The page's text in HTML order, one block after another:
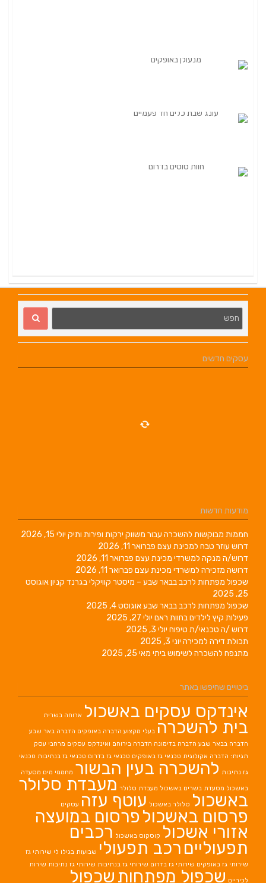
עסקים חדשים
מודעות חדשות
חממות מבוקשות להשכרה עבור משווק ירקות ופירות ותיק יולי 15, 2026
דרוש עוזר טבח למכינת עצם פברואר 11, 2026
דרוש/ה מנקה למשרדי מכינת עצם פברואר 11, 2026
דרושה מזכירה למשרדי מכינת עצם פברואר 11, 2026
שכפול מפתחות לרכב בבאר שבע – מיסטר קוויקלי בגרנד קניוןאוגוסט
25, 2025
שכפול מפתחות לרכב בבאר שבעאוגוסט 4, 2025
פעילות קיץ לילדים בחוות ראם יולי 27, 2025
דרוש /ה טכנאי/ת טיפוח יולי 3, 2025
תכולת דירה למכירה יוני 3, 2025
מתנפח להשכרה לשימוש ביתי מאי 25, 2025
ביטויים שחיפשו באתר
אינדקס עסקים באשכול ארוחה בשרית
בית להשכרה בעלי מקצוע הדברה באופקים הדברה באר שבע
הדברה בבאר שבע הדברה בדימונה הדברה בירוחם ואינדקס עסקים מרחבי עסק
תגיות: הדברה אקולוגית טכנאי גז באופקים טכנאי גז בדרום טכנאי גז בנתיבות טכנאי
גז נתיבות להשכרה בעין הבשור מחממי מים מסעדה
באשכול מסעדת בשרים באשכול מעבדת סלולר מעבדת סלולר
באשכול סלולר באשכול עוטף עזה עסקים
פרסום באשכול פרסום במועצה
אזורי אשכול קוסקוס באשכול רכבים
תפעוליים רכב תפעולי שבועות בגילו לי שירותי גז
שירותי גז באופקים שירותי גז בדרום שירותי גז בנתיבות שירותי גז נתיבות שירות
לכיריים שכפול מפתחות שכפול